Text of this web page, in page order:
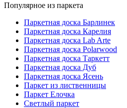
Популярное из паркета
Паркетная доска Барлинек
Паркетная доска Карелия
Паркетная доска Lab Arte
Паркетная доска Polarwood
Паркетная доска Таркетт
Паркетная доска Дуб
Паркетная доска Ясень
Паркет из лиственницы
Паркет Елочка
Светлый паркет